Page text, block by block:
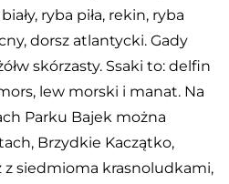
ryba piła, rekin, ryba
dorsz atlantycki. Gady
skórzasty. Ssaki to: delfin
lew morski i manat. Na
Parku Bajek można
Brzydkie Kaczątko,
z siedmioma krasnoludkami,